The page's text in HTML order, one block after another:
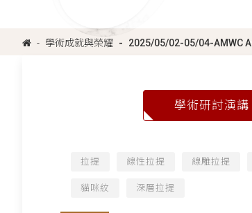
學術成就與榮耀 2025/05/02-05/04-AMWC
學術研討演講
拉提 線性拉提 線雕拉提
貓咪紋 深層拉提